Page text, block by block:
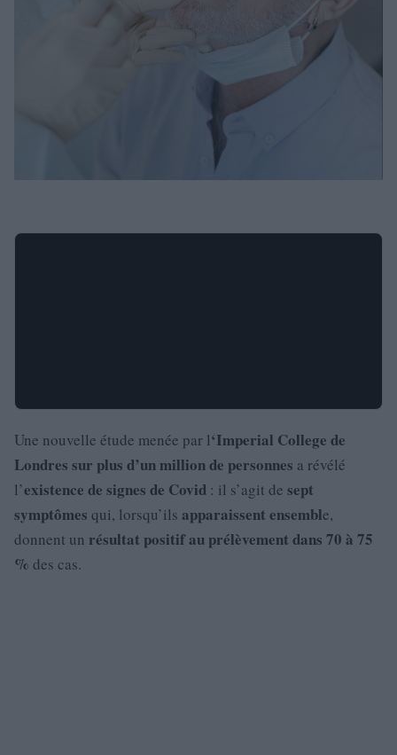
Une nouvelle étude menée par l‘Imperial College de
Londres sur plus d’un million de personnes a révélé
l’existence de signes de Covid : il s’agit de sept
symptômes qui, lorsqu’ils apparaissent ensemble,
donnent un résultat positif au prélèvement dans 70 à 75
% des cas.